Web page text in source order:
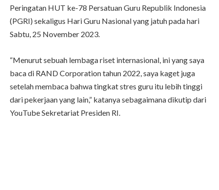
Peringatan HUT ke-78 Persatuan Guru Republik Indonesia
(PGRI) sekaligus Hari Guru Nasional yang jatuh pada hari
Sabtu, 25 November 2023.
“Menurut sebuah lembaga riset internasional, ini yang saya
baca di RAND Corporation tahun 2022, saya kaget juga
setelah membaca bahwa tingkat stres guru itu lebih tinggi
dari pekerjaan yang lain,” katanya sebagaimana dikutip dari
YouTube Sekretariat Presiden RI.